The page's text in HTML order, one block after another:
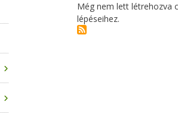
Még nem lett létrehozva
lépéseihez.